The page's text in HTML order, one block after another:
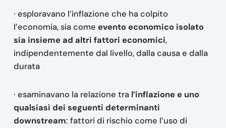
· esploravano l’inflazione che ha colpito
l’economia, sia come evento economico isolato
sia insieme ad altri fattori economici,
indipendentemente dal livello, dalla causa e dalla
durata
· esaminavano la relazione tra l’inflazione e uno
qualsiasi dei seguenti determinanti
downstream: fattori di rischio come l’uso di